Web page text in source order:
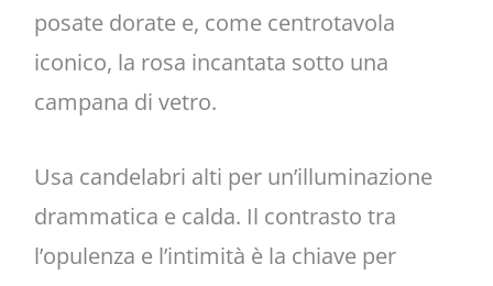
posate dorate e, come centrotavola
iconico, la rosa incantata sotto una
campana di vetro.
Usa candelabri alti per un’illuminazione
drammatica e calda. Il contrasto tra
l’opulenza e l’intimità è la chiave per